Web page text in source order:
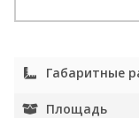
Габаритные
Площадь